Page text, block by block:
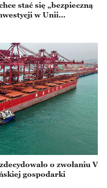
stać się „bezpieczną
w Unii
o zwołaniu V
gospodarki